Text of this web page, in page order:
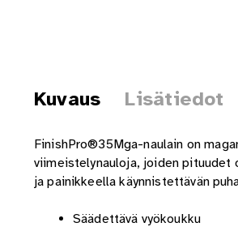
Kuvaus Lisätiedot
FinishPro®35Mga-naulain on
viimeistelynauloja, joiden pituudet
ja painikkeella käynnistettävän
Säädettävä vyökoukku